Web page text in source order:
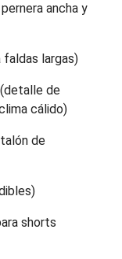
ancha y
faldas largas)
de
cálido)
de
shorts